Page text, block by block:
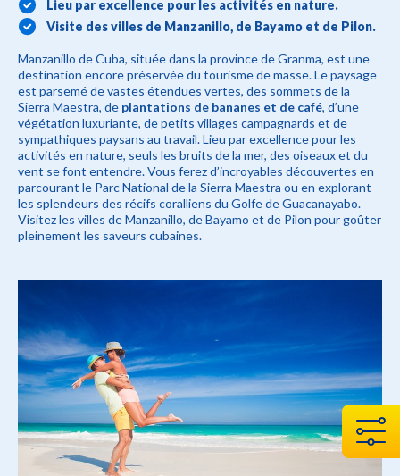
Lieu par excellence pour les activités en nature.
Visite des villes de Manzanillo, de Bayamo et de Pilon.
Manzanillo de Cuba, située dans la province de Granma, est une
destination encore préservée du tourisme de masse. Le paysage
est parsemé de vastes étendues vertes, des sommets de la
Sierra Maestra, de plantations de bananes et de café, d’une
végétation luxuriante, de petits villages campagnards et de
sympathiques paysans au travail. Lieu par excellence pour les
activités en nature, seuls les bruits de la mer, des oiseaux et du
vent se font entendre. Vous ferez d’incroyables découvertes en
parcourant le Parc National de la Sierra Maestra ou en explorant
les splendeurs des récifs coralliens du Golfe de Guacanayabo.
Visitez les villes de Manzanillo, de Bayamo et de Pilon pour goûter
pleinement les saveurs cubaines.